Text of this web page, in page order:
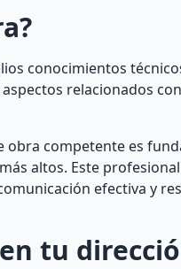
conocimientos
relacionados
competente es
altos. Este
efectiva y
tu